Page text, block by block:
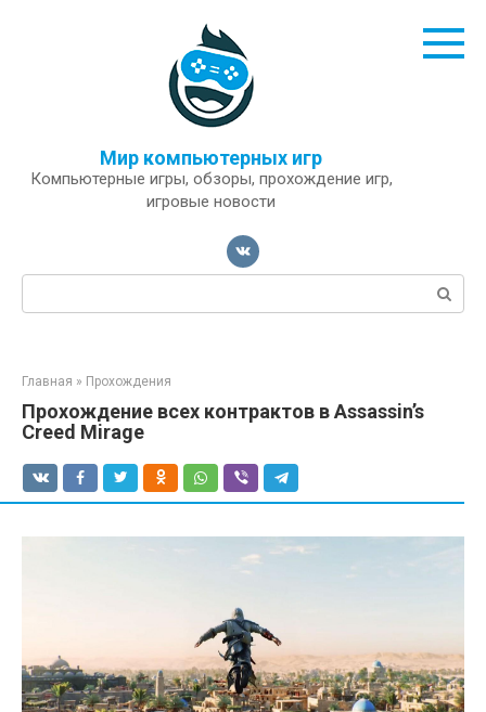
Мир компьютерных игр
Компьютерные игры, обзоры, прохождение игр,
игровые новости
Поиск:
Главная » Прохождения
Прохождение всех контрактов в Assassin’s
Creed Mirage